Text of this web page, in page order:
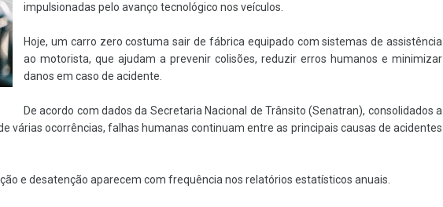
impulsionadas pelo avanço tecnológico nos veículos.
Hoje, um carro zero costuma sair de fábrica equipado com sistemas de assistência
ao motorista, que ajudam a prevenir colisões, reduzir erros humanos e minimizar
danos em caso de acidente.
De acordo com dados da Secretaria Nacional de Trânsito (Senatran), consolidados a
várias ocorrências, falhas humanas continuam entre as principais causas de acidentes
e desatenção aparecem com frequência nos relatórios estatísticos anuais.